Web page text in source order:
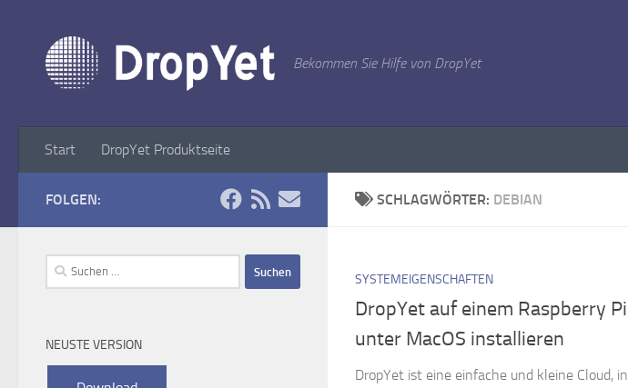
Bekommen Sie Hilfe von DropYet
Start DropYet Produktseite
SCHLAGWÖRTER: DEBIAN
SYSTEMEIGENSCHAFTEN
DropYet auf einem Raspberry Pi
unter MacOS installieren
DropYet ist eine einfache und kleine Cloud, in
FOLGEN:
Suchen
nach:
NEUSTE VERSION